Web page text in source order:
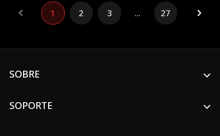
sintiéndose traicionada, Ivy busca ayuda
en su mejor amigo de la infancia y estrella
del fútbol americano, Blake. ¿Podrá Ivy
1 2 3 ... 27
SOBRE
SOPORTE